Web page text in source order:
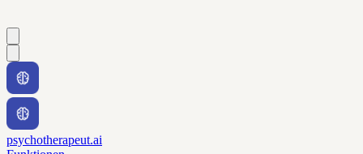
psychotherapeut.ai